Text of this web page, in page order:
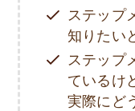
ステップ
知りたい
ステップ
ているけ
実際にど